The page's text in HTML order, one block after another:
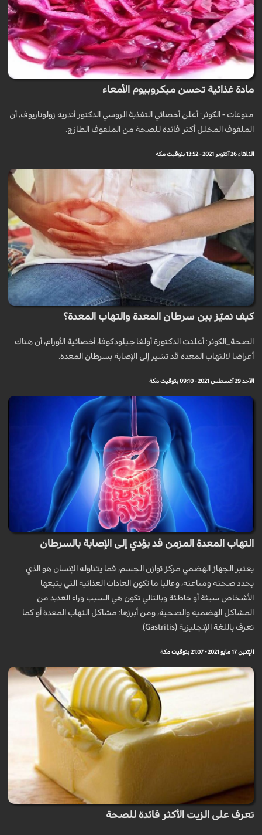
مادة غذائية تحسن ميكروبيوم الأمعاء
منوعات - الكوثر: أعلن أخصائي التغذية الروسي الدكتور أندريه زولوتاريوف، أن
الملفوف المخلل أكثر فائدة للصحة من الملفوف الطازج.
الثلاثاء 26 أكتوبر 2021 - 13:52 بتوقيت مكة
كيف نميّز بين سرطان المعدة والتهاب المعدة؟
الصحة_الكوثر: أعلنت الدكتورة أولغا جيلودكوفا، أخصائية الأورام، أن هناك
أعراضا لالتهاب المعدة قد تشير إلى الإصابة بسرطان المعدة.
الأحد 29 أغسطس 2021 - 09:10 بتوقيت مكة
التهاب المعدة المزمن قد يؤدي إلى الإصابة بالسرطان
يعتبر الجهاز الهضمي مركز توازن الجسم، فما يتناوله الإنسان هو الذي
يحدد صحته ومناعته، وغالبا ما تكون العادات الغذائية التي يتبعها
الأشخاص سيئة أو خاطئة وبالتالي تكون هي السبب وراء العديد من
المشاكل الهضمية والصحية، ومن أبرزها: مشاكل التهاب المعدة أو كما
تعرف باللغة الإنجليزية (Gastritis).
الإثنين 17 مايو 2021 - 21:07 بتوقيت مكة
تعرف على الزيت الأكثر فائدة للصحة